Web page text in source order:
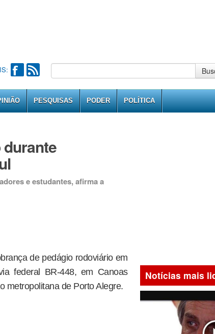
PESQUISAS PODER POLÍTICA
e estudantes, afirma a
de pedágio rodoviário em
federal BR-448, em Canoas
metropolitana de Porto Alegre.
Notícias mais